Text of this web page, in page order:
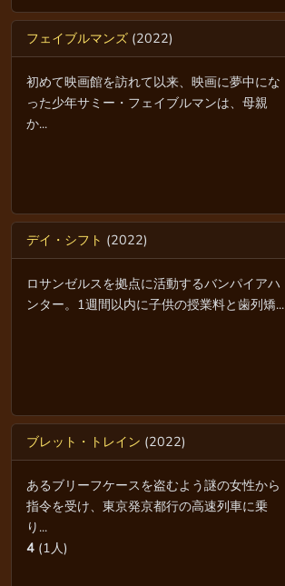
フェイブルマンズ (2022)
初めて映画館を訪れて以来、映画に夢中にな
った少年サミー・フェイブルマンは、母親
か...
デイ・シフト (2022)
ロサンゼルスを拠点に活動するバンパイアハ
ンター。1週間以内に子供の授業料と歯列矯...
ブレット・トレイン (2022)
あるブリーフケースを盗むよう謎の女性から
指令を受け、東京発京都行の高速列車に乗
り...
4 (1人)